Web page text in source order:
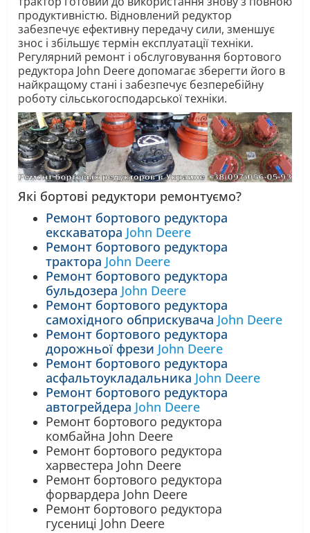
продуктивністю. Відновлений редуктор
забезпечує ефективну передачу сили, зменшує
знос і збільшує термін експлуатації техніки.
Регулярний ремонт і обслуговування бортового
редуктора John Deere допомагає зберегти його в
найкращому стані і забезпечує безперебійну
роботу сільськогосподарської техніки.
Які бортові редуктори ремонтуємо?
Ремонт бортового редуктора
екскаватора John Deere
Ремонт бортового редуктора
трактора John Deere
Ремонт бортового редуктора
бульдозера John Deere
Ремонт бортового редуктора
самохідного обприскувача John Deere
Ремонт бортового редуктора
дорожньої фрези John Deere
Ремонт бортового редуктора
асфальтоукладальника John Deere
Ремонт бортового редуктора
автогрейдера John Deere
Ремонт бортового редуктора
комбайна John Deere
Ремонт бортового редуктора
харвестера John Deere
Ремонт бортового редуктора
форвардера John Deere
Ремонт бортового редуктора
гусениці John Deere